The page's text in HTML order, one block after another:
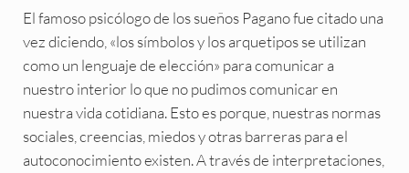
El famoso psicólogo de los sueños Pagano fue citado una
vez diciendo, «los símbolos y los arquetipos se utilizan
como un lenguaje de elección» para comunicar a
nuestro interior lo que no pudimos comunicar en
nuestra vida cotidiana. Esto es porque, nuestras normas
sociales, creencias, miedos y otras barreras para el
autoconocimiento existen. A través de interpretaciones,